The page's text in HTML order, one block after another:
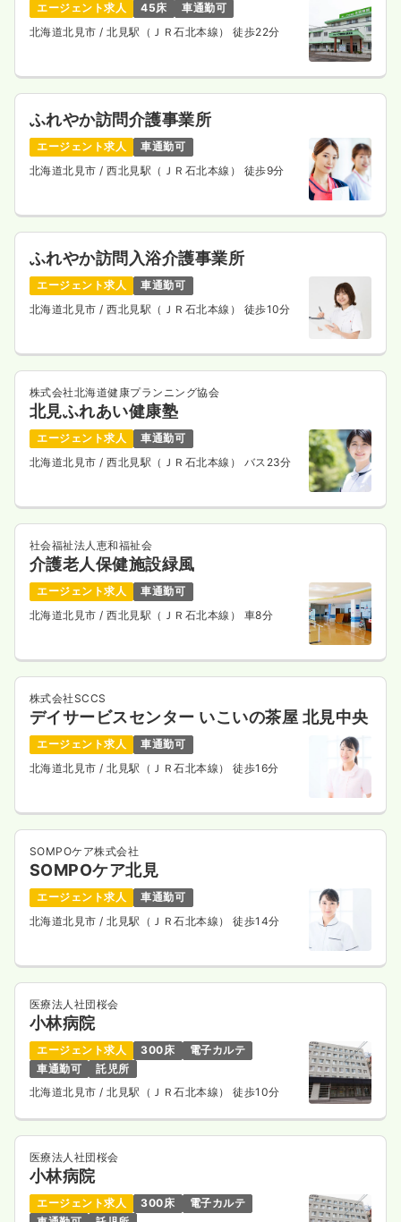
給与 時給1,100〜1,500円
時間 8:30～17:00（休憩60分）
一般病院
日勤のみ（常勤）
給与 19.5万円〜/月 賞与2ヶ月
※一例
時間 8:30～17:00（休憩60分）
気になる 詳細を見る
日勤のみ（パート） 一時募集休止
土日祝休み
オンコールあり
担当業務未経験可
ブランク可
時給1,900円以上可
気になる
オペ室(手術室)正・准看護師 一般病院
日勤のみ（常勤）
給与 21.9〜28.7万円/月 賞与2ヶ月
※一例
時間 8:30～17:00（休憩60分）
気になる 詳細を見る
訪問診療正・准看護師 一般病院
※一例
時間 8:30～17:00
年間休日124日
月給28万円以上可
気になる 詳細を見る
検診・健診
日勤のみ（常勤） 一時募集休止
エージェント求人 45床
車通勤可
北海道北見市 / 北見駅（ＪＲ石北本線） 徒歩22分
ふれやか訪問介護事業所
エージェント求人
車通勤可
北海道北見市 / 西北見駅（ＪＲ石北本線） 徒歩9分
ふれやか訪問入浴介護事業所
エージェント求人
車通勤可
北海道北見市 / 西北見駅（ＪＲ石北本線） 徒歩10分
株式会社北海道健康プランニング協会
北見ふれあい健康塾
エージェント求人
車通勤可
北海道北見市 / 西北見駅（ＪＲ石北本線） バス23分
社会福祉法人恵和福祉会
介護老人保健施設緑風
エージェント求人
車通勤可
北海道北見市 / 西北見駅（ＪＲ石北本線） 車8分
株式会社SCCS
デイサービスセンター いこいの茶屋 北見中央
エージェント求人
車通勤可
北海道北見市 / 北見駅（ＪＲ石北本線） 徒歩16分
SOMPOケア株式会社
SOMPOケア北見
エージェント求人
車通勤可
北海道北見市 / 北見駅（ＪＲ石北本線） 徒歩14分
医療法人社団桜会
小林病院
エージェント求人 300床
電子カルテ
車通勤可
託児所
北海道北見市/ 北見駅（ＪＲ石北本線） 徒歩10分
医療法人社団桜会
小林病院
エージェント求人 300床
電子カルテ